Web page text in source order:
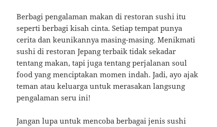
Berbagi pengalaman makan di restoran sushi itu
seperti berbagi kisah cinta. Setiap tempat punya
cerita dan keunikannya masing-masing. Menikmati
sushi di restoran Jepang terbaik tidak sekadar
tentang makan, tapi juga tentang perjalanan soul
food yang menciptakan momen indah. Jadi, ayo ajak
teman atau keluarga untuk merasakan langsung
pengalaman seru ini!
Jangan lupa untuk mencoba berbagai jenis sushi